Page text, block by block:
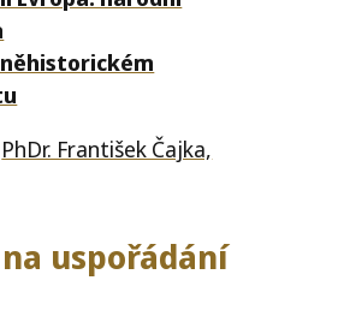
PhDr. František Čajka,
uspořádání